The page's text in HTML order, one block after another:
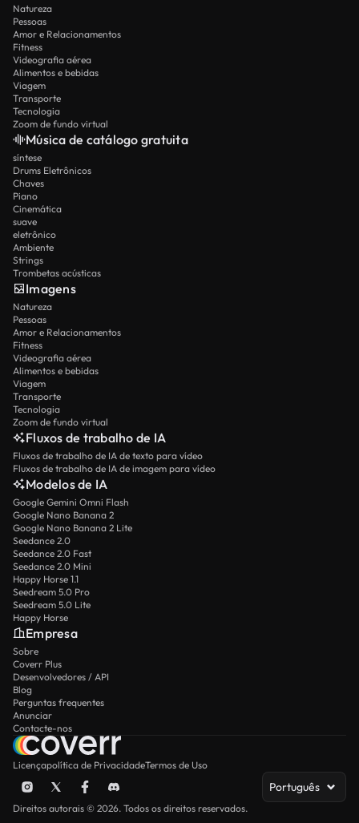
Natureza
Pessoas
Amor e Relacionamentos
Fitness
Videografia aérea
Alimentos e bebidas
Viagem
Transporte
Tecnologia
Zoom de fundo virtual
Música de catálogo gratuita
síntese
Drums Eletrônicos
Chaves
Piano
Cinemática
suave
eletrônico
Ambiente
Strings
Trombetas acústicas
Imagens
Natureza
Pessoas
Amor e Relacionamentos
Fitness
Videografia aérea
Alimentos e bebidas
Viagem
Transporte
Tecnologia
Zoom de fundo virtual
Fluxos de trabalho de IA
Fluxos de trabalho de IA de texto para vídeo
Fluxos de trabalho de IA de imagem para vídeo
Modelos de IA
Google Gemini Omni Flash
Google Nano Banana 2
Google Nano Banana 2 Lite
Seedance 2.0
Seedance 2.0 Fast
Seedance 2.0 Mini
Happy Horse 1.1
Seedream 5.0 Pro
Seedream 5.0 Lite
Happy Horse
Empresa
Sobre
Coverr Plus
Desenvolvedores / API
Blog
Perguntas frequentes
Anunciar
Contacte-nos
Licençapolítica de PrivacidadeTermos de Uso
Português
Direitos autorais © 2026. Todos os direitos reservados.